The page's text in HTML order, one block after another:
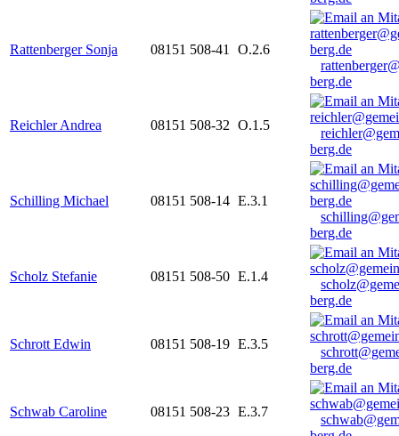
Rattenberger Sonja 08151 508-41
O.2.6
berg.de
Reichler Andrea 08151 508-32 O.1.5
berg.de
Schilling Michael 08151 508-14 E.3.1
berg.de
Scholz Stefanie 08151 508-50 E.1.4
berg.de
Schrott Edwin 08151 508-19 E.3.5
berg.de
Schwab Caroline 08151 508-23 E.3.7